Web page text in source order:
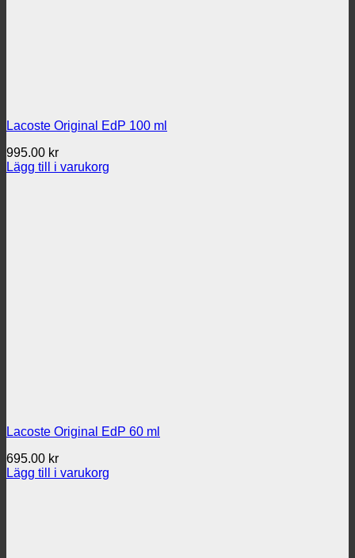
Lacoste Original EdP 100 ml
995.00 kr
Lägg till i varukorg
Lacoste Original EdP 60 ml
695.00 kr
Lägg till i varukorg